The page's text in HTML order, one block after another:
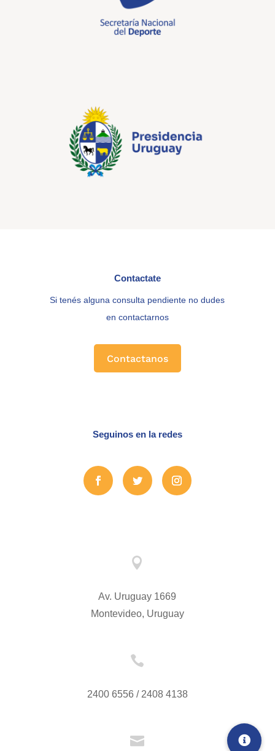
Contactate
Si tenés alguna consulta pendiente no dudes
en contactarnos
Contactanos
Seguinos en la redes

Av. Uruguay 1669
Montevideo, Uruguay

2400 6556 / 2408 4138
